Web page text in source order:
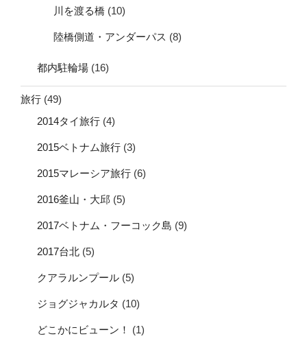
川を渡る橋 (10)
陸橋側道・アンダーパス (8)
都内駐輪場 (16)
旅行 (49)
2014タイ旅行 (4)
2015ベトナム旅行 (3)
2015マレーシア旅行 (6)
2016釜山・大邱 (5)
2017ベトナム・フーコック島 (9)
2017台北 (5)
クアラルンプール (5)
ジョグジャカルタ (10)
どこかにビューン！ (1)